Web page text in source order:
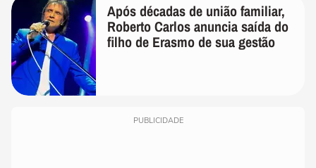
Após décadas de união familiar,
Roberto Carlos anuncia saída do
filho de Erasmo de sua gestão
PUBLICIDADE